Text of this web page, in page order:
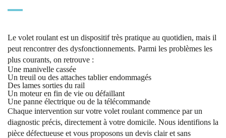
Le volet roulant est un dispositif très pratique au quotidien, mais il
peut rencontrer des dysfonctionnements. Parmi les problèmes les
plus courants, on retrouve :
Une manivelle cassée
Un treuil ou des attaches tablier endommagés
Des lames sorties du rail
Un moteur en fin de vie ou défaillant
Une panne électrique ou de la télécommande
Chaque intervention sur votre volet roulant commence par un
diagnostic précis, directement à votre domicile. Nous identifions la
pièce défectueuse et vous proposons un devis clair et sans